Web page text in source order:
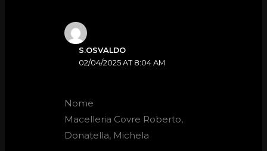
S.OSVALDO
02/04/2025 AT 8:04 AM
Nome
Macelleria Covre Roberto,
Donatella, Michela